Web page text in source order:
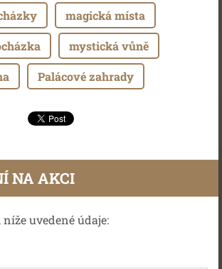
magická místa
mystická vůně
Palácové zahrady
NA AKCI
uvedené údaje: